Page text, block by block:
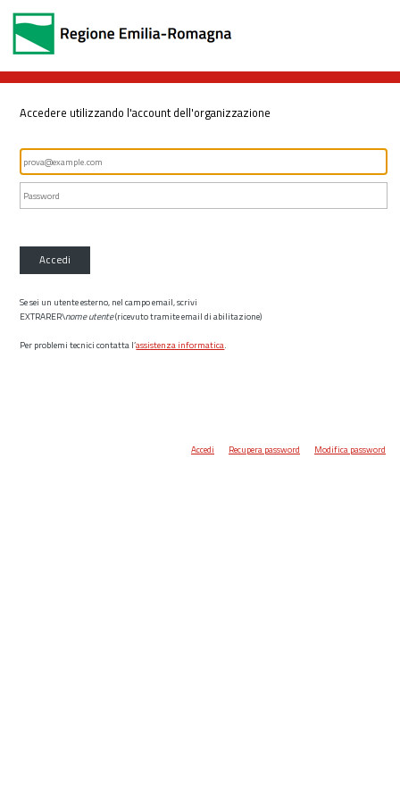
Accedere utilizzando l'account dell'organizzazione
Accedi
Se sei un utente esterno, nel campo email, scrivi
EXTRARER\nome utente(ricevuto tramite email di abilitazione)
Per problemi tecnici contatta l’assistenza informatica.
Accedi Recupera password Modifica password